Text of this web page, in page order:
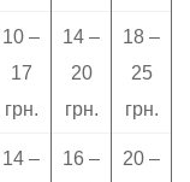
10 –
17
грн.
14 –
20
грн.
18 –
25
грн.
14 –
16 –
20 –